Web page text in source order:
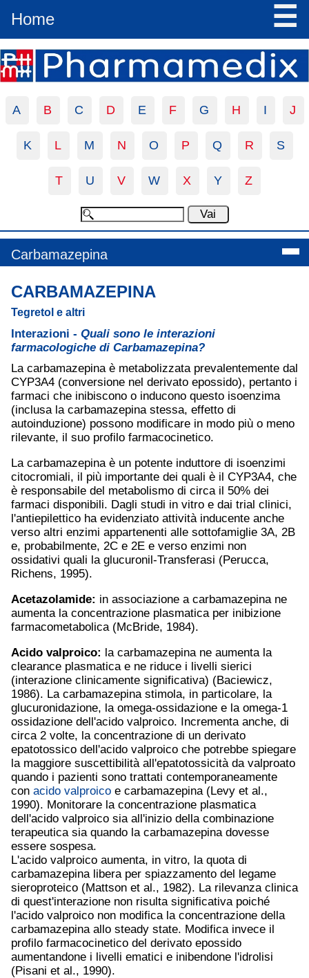
Home ☰
A B C D E F G H I J
K L M N O P Q R S
T U V W X Y Z
Carbamazepina
CARBAMAZEPINA
Tegretol e altri
Interazioni - Quali sono le interazioni
farmacologiche di Carbamazepina?
La carbamazepina è metabolizzata prevalentemente dal
CYP3A4 (conversione nel derivato epossido), pertanto i
farmaci che inibiscono o inducono questo isoenzima
(inclusa la carbamazepina stessa, effetto di
autoinduzione) possono modificare in modo più o meno
rilevante, il suo profilo farmacocinetico.
La carbamazepina è un potente induttore di isoenzimi
citocromiali, il più importante dei quali è il CYP3A4, che
è responsabile del metabolismo di circa il 50% dei
farmaci disponibili. Dagli studi in vitro e dai trial clinici,
l'antiepilettico ha evidenziato attività inducente anche
verso altri enzimi appartenenti alle sottofamiglie 3A, 2B
e, probabilmente, 2C e 2E e verso enzimi non
ossidativi quali la glucuronil-Transferasi (Perucca,
Richens, 1995).
Acetazolamide: in associazione a carbamazepina ne
aumenta la concentrazione plasmatica per inibizione
farmacometabolica (McBride, 1984).
Acido valproico: la carbamazepina ne aumenta la
clearance plasmatica e ne riduce i livelli sierici
(interazione clinicamente significativa) (Baciewicz,
1986). La carbamazepina stimola, in particolare, la
glucuronidazione, la omega-ossidazione e la omega-1
ossidazione dell'acido valproico. Incrementa anche, di
circa 2 volte, la concentrazione di un derivato
epatotossico dell'acido valproico che potrebbe spiegare
la maggiore suscettibilità all'epatotossicità da valproato
quando i pazienti sono trattati contemporaneamente
con acido valproico e carbamazepina (Levy et al.,
1990). Monitorare la concentrazione plasmatica
dell'acido valproico sia all'inizio della combinazione
terapeutica sia quando la carbamazepina dovesse
essere sospesa.
L'acido valproico aumenta, in vitro, la quota di
carbamazepina libera per spiazzamento del legame
sieroproteico (Mattson et al., 1982). La rilevanza clinica
di quest'interazione non risulta significativa poiché
l'acido valproico non modifica la concentrazione della
carbamazepina allo steady state. Modifica invece il
profilo farmacocinetico del derivato epossido
aumentandone i livelli ematici e inibendone l'idrolisi
(Pisani et al., 1990).